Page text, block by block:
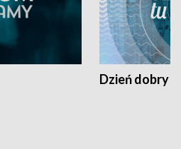
Dzień dobry